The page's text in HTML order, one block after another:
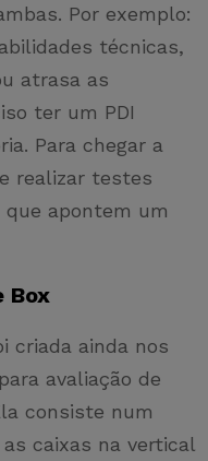
Por exemplo:
técnicas,
atrasa as
ter um PDI
Para chegar a
realizar testes
apontem um
Box
criada ainda nos
avaliação de
consiste num
caixas na vertical